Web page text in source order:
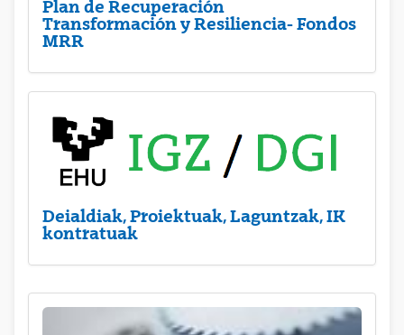
Plan de Recuperación
Transformación y Resiliencia- Fondos
MRR
Deialdiak, Proiektuak, Laguntzak, IK
kontratuak